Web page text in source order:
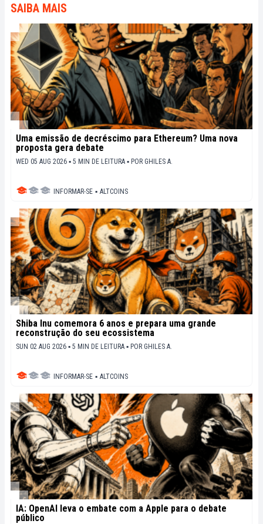
SAIBA MAIS
Uma emissão de decréscimo para Ethereum? Uma nova
proposta gera debate
WED 05 AUG 2026 ▪ 5 MIN DE LEITURA ▪ POR GHILES A.
INFORMAR-SE ▪ ALTCOINS
Shiba Inu comemora 6 anos e prepara uma grande
reconstrução do seu ecossistema
SUN 02 AUG 2026 ▪ 5 MIN DE LEITURA ▪ POR GHILES A.
INFORMAR-SE ▪ ALTCOINS
IA: OpenAI leva o embate com a Apple para o debate
público